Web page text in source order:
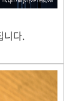
니다.